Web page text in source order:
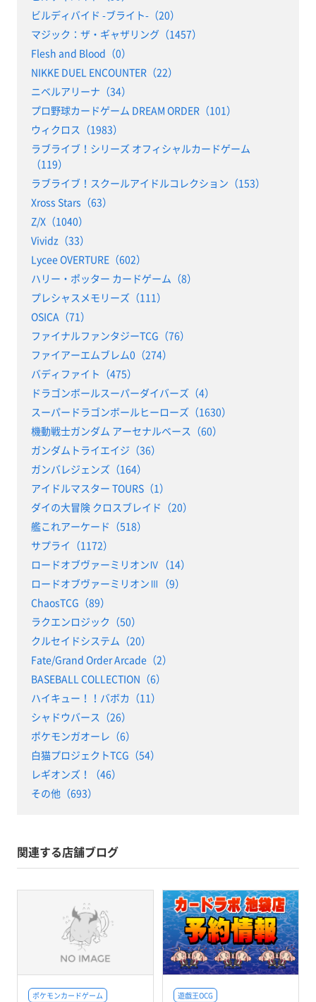
ビルディバイド -ブライト-（20）
マジック：ザ・ギャザリング（1457）
Flesh and Blood（0）
NIKKE DUEL ENCOUNTER（22）
ニベルアリーナ（34）
プロ野球カードゲーム DREAM ORDER（101）
ウィクロス（1983）
ラブライブ！シリーズ オフィシャルカードゲーム
（119）
ラブライブ！スクールアイドルコレクション（153）
Xross Stars（63）
Z/X（1040）
Vividz（33）
Lycee OVERTURE（602）
ハリー・ポッター カードゲーム（8）
プレシャスメモリーズ（111）
OSICA（71）
ファイナルファンタジーTCG（76）
ファイアーエムブレム0（274）
バディファイト（475）
ドラゴンボールスーパーダイバーズ（4）
スーパードラゴンボールヒーローズ（1630）
機動戦士ガンダム アーセナルベース（60）
ガンダムトライエイジ（36）
ガンバレジェンズ（164）
アイドルマスター TOURS（1）
ダイの大冒険 クロスブレイド（20）
艦これアーケード（518）
サプライ（1172）
ロードオブヴァーミリオンⅣ（14）
ロードオブヴァーミリオンⅢ（9）
ChaosTCG（89）
ラクエンロジック（50）
クルセイドシステム（20）
Fate/Grand Order Arcade（2）
BASEBALL COLLECTION（6）
ハイキュー！！バボカ（11）
シャドウバース（26）
ポケモンガオーレ（6）
白猫プロジェクトTCG（54）
レギオンズ！（46）
その他（693）
関連する店舗ブログ
ポケモンカードゲーム
遊戯王OCG